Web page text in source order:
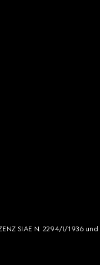
SIAE N. 2294/I/1936